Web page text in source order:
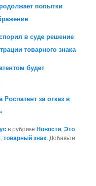
попытки
в суде решение
товарного знака
будет
за отказ в
в рубрикеНовости,Это
,товарный знак. Добавьте